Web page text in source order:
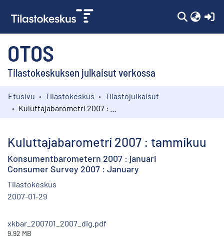
OTOS
Tilastokeskuksen julkaisut verkossa
Kokoelmat
Etusivu Tilastokeskus
Tilastojulkaisut
Kuluttajabarometri 2007 : tammikuu
Konsumentbarometern 2007 : januari
Consumer Survey 2007 : January
Tilastokeskus
2007-01-29
xkbar_200701_2007_dig.pdf
9.92 MB